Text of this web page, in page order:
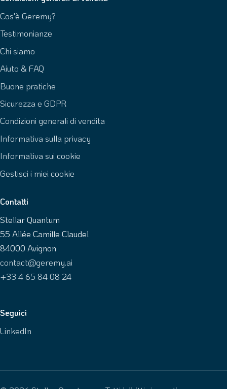
Cos'è Geremy?
Testimonianze
Chi siamo
Aiuto & FAQ
Buone pratiche
Sicurezza e GDPR
Condizioni generali di vendita
Informativa sulla privacy
Informativa sui cookie
Gestisci i miei cookie
Contatti
Stellar Quantum
55 Allée Camille Claudel
84000 Avignon
contact@geremy.ai
+33 4 65 84 08 24
Seguici
LinkedIn